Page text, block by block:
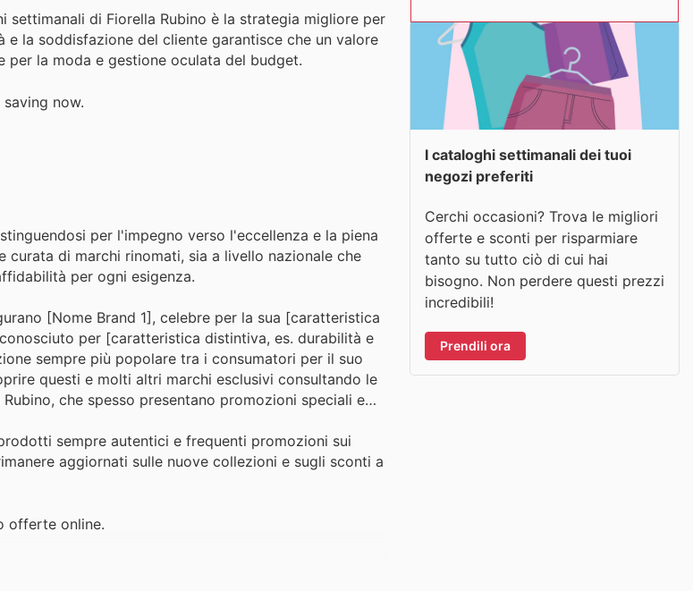
di Fiorella Rubino è la strategia migliore per
la soddisfazione del cliente garantisce che un valore
per la moda e gestione oculata del budget.
now.
per l'impegno verso l'eccellenza e la piena
di marchi rinomati, sia a livello nazionale che
per ogni esigenza.
[Nome Brand 1], celebre per la sua [caratteristica
per [caratteristica distintiva, es. durabilità e
sempre più popolare tra i consumatori per il suo
questi e molti altri marchi esclusivi consultando le
che spesso presentano promozioni speciali e
sempre autentici e frequenti promozioni sui
aggiornati sulle nuove collezioni e sugli sconti a
offerte online.
I cataloghi settimanali dei tuoi
negozi preferiti
Cerchi occasioni? Trova le migliori
offerte e sconti per risparmiare
tanto su tutto ciò di cui hai
bisogno. Non perdere questi prezzi
incredibili!
Prendili ora